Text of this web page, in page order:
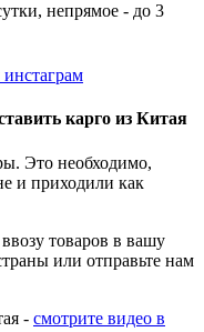
непрямое - до 3
карго из Китая
Это необходимо,
и приходили как
товаров в вашу
или отправьте нам
- смотрите видео в